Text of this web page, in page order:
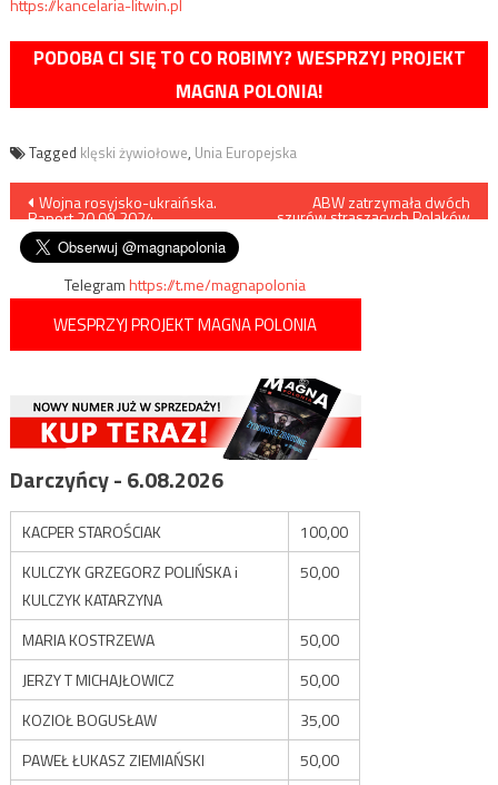
PODOBA CI SIĘ TO CO ROBIMY? WESPRZYJ PROJEKT
MAGNA POLONIA!
Tagged klęski żywiołowe, Unia Europejska
Nawigacja
wpisu
Wojna rosyjsko-ukraińska.
Raport 20.09.2024
ABW zatrzymała dwóch
szurów straszących Polaków
Telegramhttps://t.me/magnapolonia
WESPRZYJ PROJEKT MAGNA POLONIA
Darczyńcy - 6.08.2026
KACPER STAROŚCIAK
100,00
KULCZYK GRZEGORZ POLIŃSKA i
KULCZYK KATARZYNA
50,00
MARIA KOSTRZEWA
50,00
JERZY T MICHAJŁOWICZ
50,00
KOZIOŁ BOGUSŁAW
35,00
PAWEŁ ŁUKASZ ZIEMIAŃSKI
50,00